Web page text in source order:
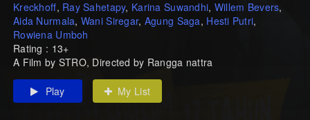
Kreckhoff, Ray Sahetapy, Karina Suwandhi, Willem Bevers,
Aida Nurmala, Wani Siregar, Agung Saga, Hesti Putri,
Rowiena Umboh
Rating : 13+
A Film by STRO, Directed by Rangga nattra
Play My List